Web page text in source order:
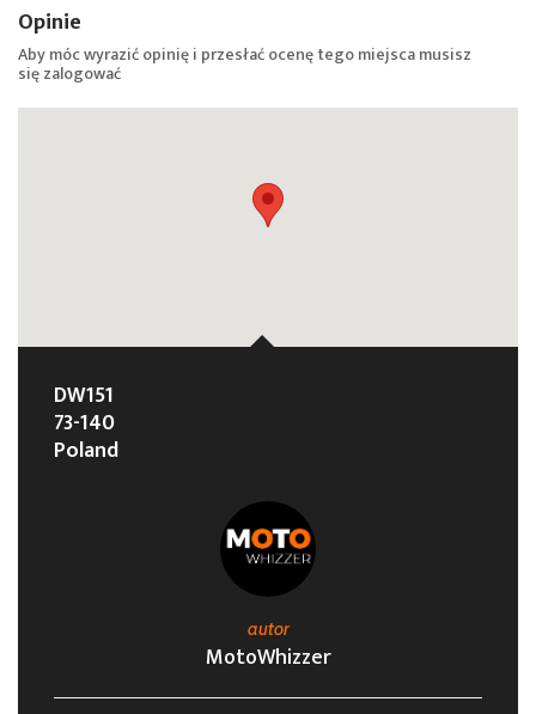
Opinie
Aby móc wyrazić opinię i przesłać ocenę tego miejsca musisz
sięzalogować
DW151
73-140
Poland
autor
MotoWhizzer